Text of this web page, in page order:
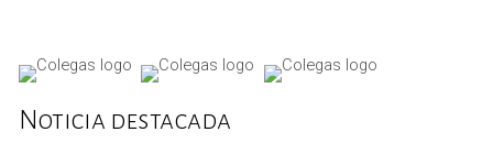
Noticia destacada